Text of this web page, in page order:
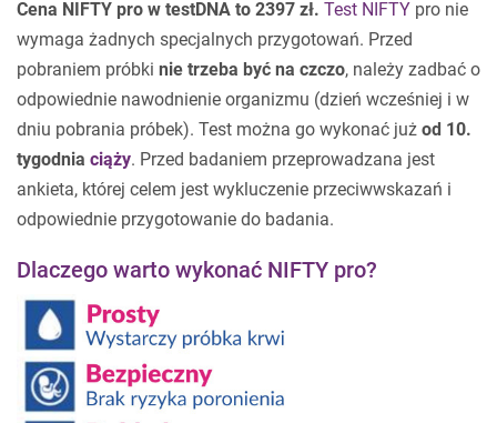
Cena NIFTY pro w testDNA to 2397 zł. Test NIFTY pro nie
wymaga żadnych specjalnych przygotowań. Przed
pobraniem próbki nie trzeba być na czczo, należy zadbać o
odpowiednie nawodnienie organizmu (dzień wcześniej i w
dniu pobrania próbek). Test można go wykonać już od 10.
tygodnia ciąży. Przed badaniem przeprowadzana jest
ankieta, której celem jest wykluczenie przeciwwskazań i
odpowiednie przygotowanie do badania.
Dlaczego warto wykonać NIFTY pro?